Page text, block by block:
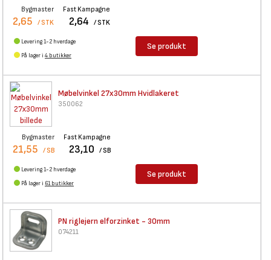
Bygmaster
2,65 / STK
Fast Kampagne
2,64 / STK
Levering 1-2 hverdage
På lager i 4 butikker
Se produkt
Møbelvinkel 27x30mm Hvidlakeret
350062
Bygmaster
21,55 / SB
Fast Kampagne
23,10 / SB
Levering 1-2 hverdage
På lager i 61 butikker
Se produkt
PN riglejern elforzinket - 30mm
074211